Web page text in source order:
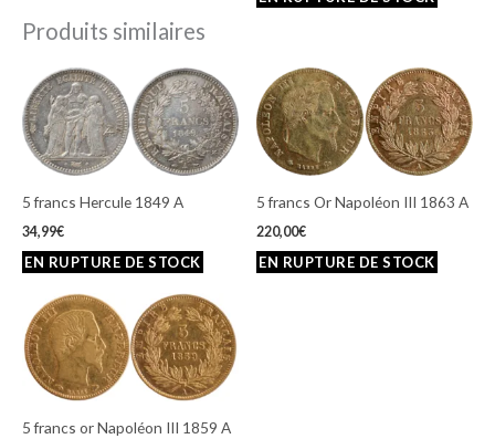
Produits similaires
5 francs Hercule 1849 A
34,99€
5 francs Or Napoléon III 1863 A
220,00€
5 francs or Napoléon III 1859 A